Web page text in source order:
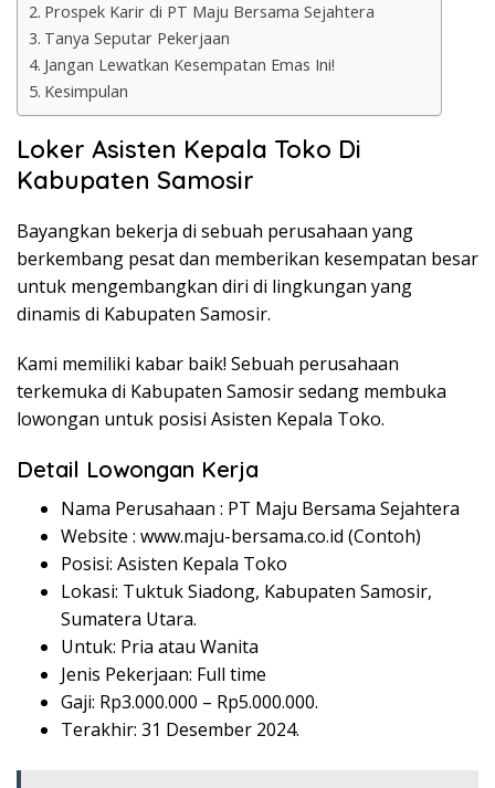
Prospek Karir di PT Maju Bersama Sejahtera
Tanya Seputar Pekerjaan
Jangan Lewatkan Kesempatan Emas Ini!
Kesimpulan
Loker Asisten Kepala Toko Di
Kabupaten Samosir
Bayangkan bekerja di sebuah perusahaan yang
berkembang pesat dan memberikan kesempatan besar
untuk mengembangkan diri di lingkungan yang
dinamis di Kabupaten Samosir.
Kami memiliki kabar baik! Sebuah perusahaan
terkemuka di Kabupaten Samosir sedang membuka
lowongan untuk posisi Asisten Kepala Toko.
Detail Lowongan Kerja
Nama Perusahaan : PT Maju Bersama Sejahtera
Website : www.maju-bersama.co.id (Contoh)
Posisi: Asisten Kepala Toko
Lokasi: Tuktuk Siadong, Kabupaten Samosir,
Sumatera Utara.
Untuk: Pria atau Wanita
Jenis Pekerjaan: Full time
Gaji: Rp3.000.000 – Rp5.000.000.
Terakhir: 31 Desember 2024.